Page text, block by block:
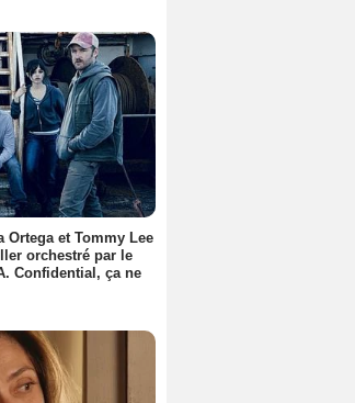
Ortega et Tommy Lee
orchestré par le
Confidential, ça ne